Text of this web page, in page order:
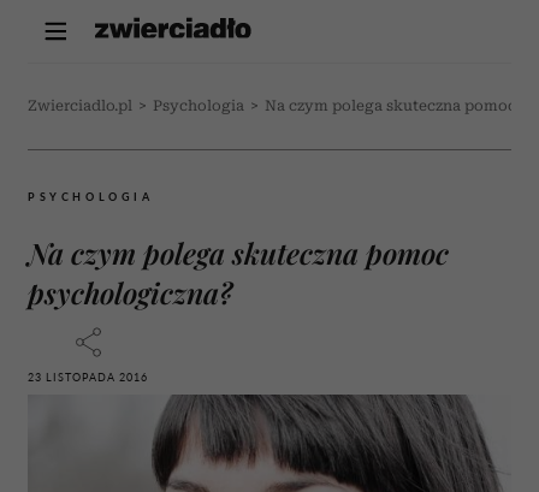
Zwierciadlo.pl > Psychologia > Na czym polega skuteczna pomoc
PSYCHOLOGIA
Na czym polega skuteczna pomoc
psychologiczna?
23 LISTOPADA 2016